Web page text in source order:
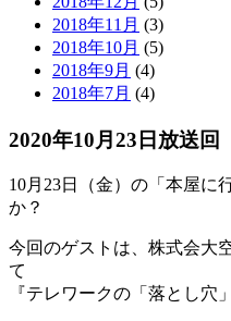
2018年11月 (3)
2018年10月 (5)
2018年9月 (4)
2018年7月 (4)
2020年10月23日放送回
10月23日（金）の「本屋
か？
今回のゲストは、株式会大
て
『テレワークの「落とし穴